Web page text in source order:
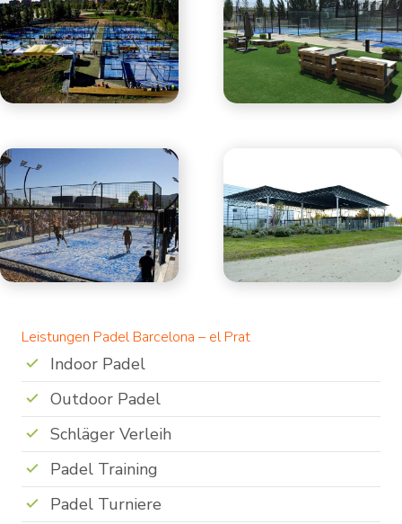
Leistungen Padel Barcelona – el Prat
Indoor Padel
Outdoor Padel
Schläger Verleih
Padel Training
Padel Turniere